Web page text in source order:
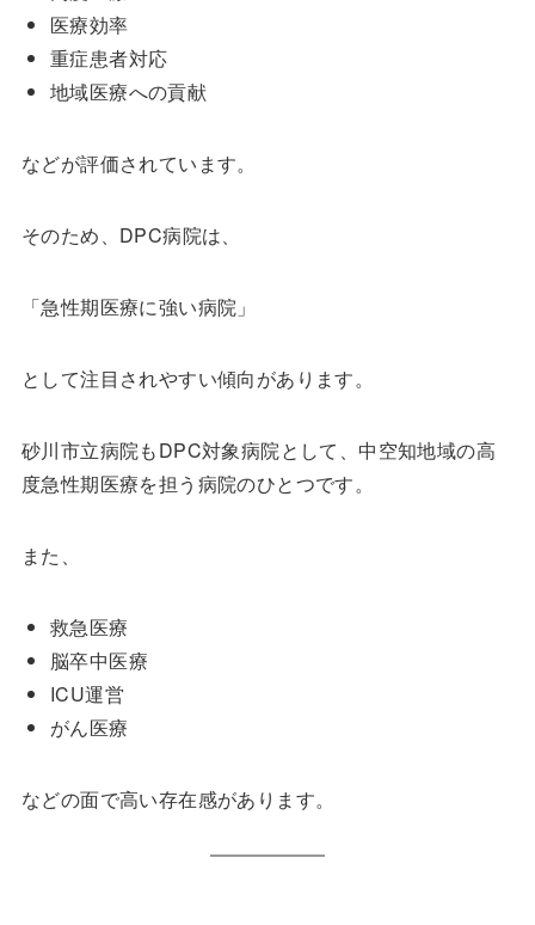
医療効率
重症患者対応
地域医療への貢献
などが評価されています。
そのため、DPC病院は、
「急性期医療に強い病院」
として注目されやすい傾向があります。
砂川市立病院もDPC対象病院として、中空知地域の高
度急性期医療を担う病院のひとつです。
また、
救急医療
脳卒中医療
ICU運営
がん医療
などの面で高い存在感があります。